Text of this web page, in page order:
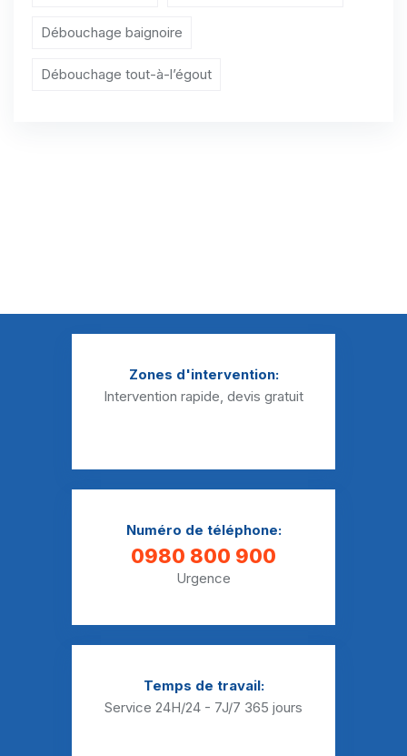
Débouchage baignoire
Débouchage tout-à-l’égout
Zones d'intervention:
Intervention rapide, devis gratuit
Numéro de téléphone:
0980 800 900
Urgence
Temps de travail:
Service 24H/24 - 7J/7 365 jours